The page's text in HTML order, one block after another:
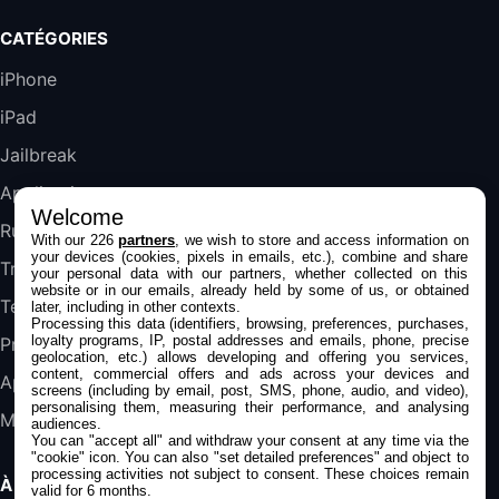
Blanc
Jeu FIFA 20 sur PC (code à télécharger)
45,98€57,99€Rue Du Commerce (Vendeur Tiers)
CATÉGORIES
iPhone
iPad
Jailbreak
Applications
Rumeurs
Trucs & astuces
Tests
Promos
Apple
Mac
À PROPOS
Welcome
With our 226partners , we wish to store and access information on
your devices (cookies, pixels in emails, etc.), combine and share
your personal data with our partners, whether collected on this
website or in our emails, already held by some of us, or obtained
later, including in other contexts.
Processing this data (identifiers, browsing, preferences, purchases,
loyalty programs, IP, postal addresses and emails, phone, precise
geolocation, etc.) allows developing and offering you services,
content, commercial offers and ads across your devices and
screens (including by email, post, SMS, phone, audio, and video),
personalising them, measuring their performance, and analysing
audiences.
You can "accept all" and withdraw your consent at any time via the
"cookie" icon. You can also "set detailed preferences" and object to
processing activities not subject to consent. These choices remain
valid for 6 months.